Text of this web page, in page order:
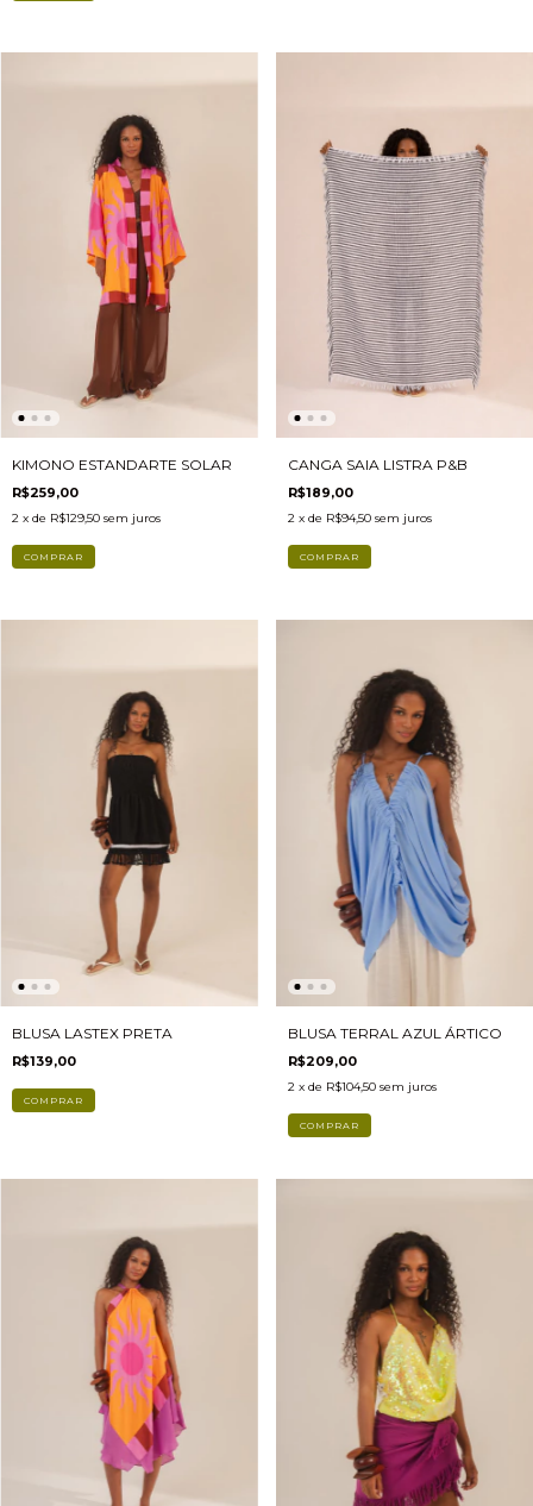
KIMONO ESTANDARTE SOLAR
R$259,00
2 x de R$129,50 sem juros
CANGA SAIA LISTRA P&B
R$189,00
2 x de R$94,50 sem juros
BLUSA LASTEX PRETA
R$139,00
COMPRAR
BLUSA TERRAL AZUL ÁRTICO
R$209,00
2 x de R$104,50 sem juros
COMPRAR